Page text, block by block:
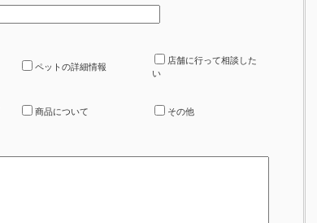
ペットの詳細情報
店舗に行って相談した
い
商品について その他